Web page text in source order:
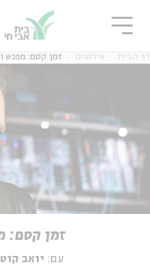
דף הבית אירועים זמן קסם: מפגש
זמן קסם:
עם: יואב
סגור